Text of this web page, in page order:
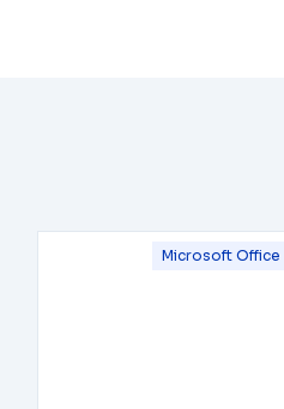
Microsoft Office